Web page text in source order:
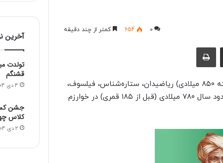
0
654 کمتر از چند دقیقه
محمد بن موسی خوارزمی (زاده حدود سال ۷۸۰ میلادی و درگذشته ۸۵۰ میلادی) ریاضیدان، ستاره‌شناس، فیلسوف،
جغرافیدان و مورخ شهیر ایرانی در دوره عباسیان است. وی در حدود سال ۷۸۰ میلادی (قبل از ۱۸۵ قمری) در خوارزم
آخرین
تولدت
قشنگم
4 دی 1404
جشن
کلاس
2 دی 1404